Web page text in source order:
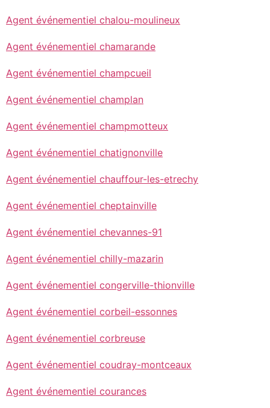
Agent événementiel chalou-moulineux
Agent événementiel chamarande
Agent événementiel champcueil
Agent événementiel champlan
Agent événementiel champmotteux
Agent événementiel chatignonville
Agent événementiel chauffour-les-etrechy
Agent événementiel cheptainville
Agent événementiel chevannes-91
Agent événementiel chilly-mazarin
Agent événementiel congerville-thionville
Agent événementiel corbeil-essonnes
Agent événementiel corbreuse
Agent événementiel coudray-montceaux
Agent événementiel courances